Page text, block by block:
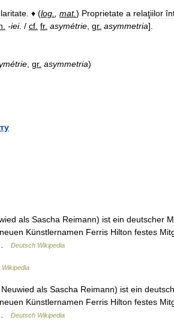
♦ (log mat.) Proprietate a relaţiilor
-iei. / cf fr. asymétrie gr. asymmetria].
gr. asymmetria)
als Sascha Reimann) ist ein deutscher
Künstlernamen Ferris Hilton festes
Deutsch Wikipedia
als Sascha Reimann) ist ein
Künstlernamen Ferris Hilton festes
Deutsch Wikipedia